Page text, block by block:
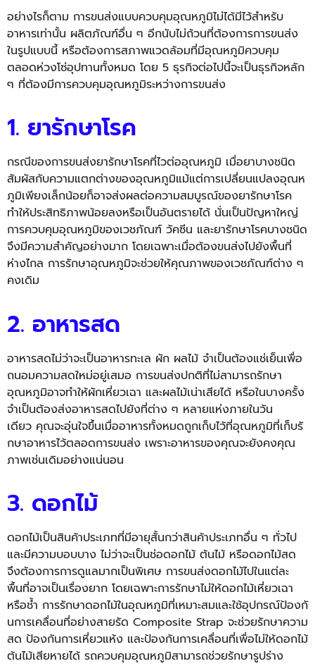
อย่างไรก็ตาม การขนส่งแบบควบคุมอุณหภูมิไม่ได้มีไว้สำหรับ
อาหารเท่านั้น ผลิตภัณฑ์อื่น ๆ อีกนับไม่ถ้วนที่ต้องการการขนส่ง
ในรูปแบบนี้ หรือต้องการสภาพแวดล้อมที่มีอุณหภูมิควบคุม
ตลอดห่วงโซ่อุปทานทั้งหมด โดย 5 ธุรกิจต่อไปนี้จะเป็นธุรกิจหลัก
ๆ ที่ต้องมีการควบคุมอุณหภูมิระหว่างการขนส่ง
1. ยารักษาโรค
กรณีของการขนส่งยารักษาโรคที่ไวต่ออุณหภูมิ เมื่อยาบางชนิด
สัมผัสกับความแตกต่างของอุณหภูมิแม้แต่การเปลี่ยนแปลงอุณห
ภูมิเพียงเล็กน้อยก็อาจส่งผลต่อความสมบูรณ์ของยารักษาโรค
ทำให้ประสิทธิภาพน้อยลงหรือเป็นอันตรายได้ นั่นเป็นปัญหาใหญ่
การควบคุมอุณหภูมิของเวชภัณฑ์ วัคซีน และยารักษาโรคบางชนิด
จึงมีความสำคัญอย่างมาก โดยเฉพาะเมื่อต้องขนส่งไปยังพื้นที่
ห่างไกล การรักษาอุณหภูมิจะช่วยให้คุณภาพของเวชภัณฑ์ต่าง ๆ
คงเดิม
2. อาหารสด
อาหารสดไม่ว่าจะเป็นอาหารทะเล ผัก ผลไม้ จำเป็นต้องแช่เย็นเพื่อ
ถนอมความสดใหม่อยู่เสมอ การขนส่งปกติที่ไม่สามารถรักษา
อุณหภูมิอาจทำให้ผักเหี่ยวเฉา และผลไม้เน่าเสียได้ หรือในบางครั้ง
จำเป็นต้องส่งอาหารสดไปยังที่ต่าง ๆ หลายแห่งภายในวัน
เดียว คุณจะอุ่นใจขึ้นเมื่ออาหารทั้งหมดถูกเก็บไว้ที่อุณหภูมิที่เก็บรั
กษาอาหารไว้ตลอดการขนส่ง เพราะอาหารของคุณจะยังคงคุณ
ภาพเช่นเดิมอย่างแน่นอน
3. ดอกไม้
ดอกไม้เป็นสินค้าประเภทที่มีอายุสั้นกว่าสินค้าประเภทอื่น ๆ ทั่วไป
และมีความบอบบาง ไม่ว่าจะเป็นช่อดอกไม้ ต้นไม้ หรือดอกไม้สด
จึงต้องการการดูแลมากเป็นพิเศษ การขนส่งดอกไม้ไปในแต่ละ
พื้นที่อาจเป็นเรื่องยาก โดยเฉพาะการรักษาไม่ให้ดอกไม้เหี่ยวเฉา
หรือช้ำ การรักษาดอกไม้ในอุณหภูมิที่เหมาะสมและใช้อุปกรณ์ป้องกั
นการเคลื่อนที่อย่างสายรัด Composite Strap จะช่วยรักษาความ
สด ป้องกันการเหี่ยวแห้ง และป้องกันการเคลื่อนที่เพื่อไม่ให้ดอกไม้
ต้นไม้เสียหายได้ รถควบคุมอุณหภูมิสามารถช่วยรักษารูปร่าง